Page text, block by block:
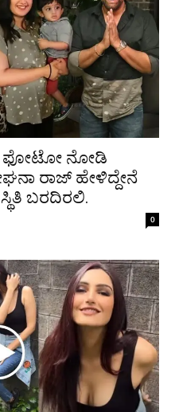
ಫೋಟೋ ನೋಡಿ
ರಾಜ್ ಹೇಳಿದ್ದೇನೆ
ಬರದಿರಲಿ.
0